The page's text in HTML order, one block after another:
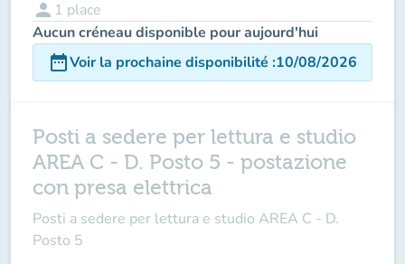
person 1 place
Aucun créneau disponible pour aujourd'hui
date_rangeVoir la prochaine disponibilité :10/08/2026
Posti a sedere per lettura e studio
AREA C - D. Posto 5 - postazione
con presa elettrica
Posti a sedere per lettura e studio AREA C - D.
Posto 5